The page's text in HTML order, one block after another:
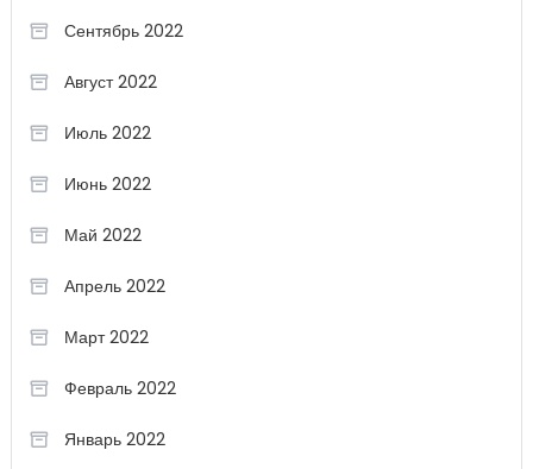
Сентябрь 2022
Август 2022
Июль 2022
Июнь 2022
Май 2022
Апрель 2022
Март 2022
Февраль 2022
Январь 2022